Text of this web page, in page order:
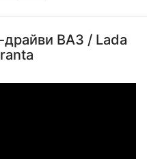
драйви ВАЗ / Lada